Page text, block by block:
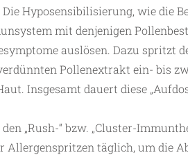
Die Hyposensibilisierung, wie die
mit denjenigen
auslösen. Dazu spritzt
Pollenextrakt ein- bis
Insgesamt dauert diese
„Rush-“ bzw. „Cluster-
Allergenspritzen täglich, um die